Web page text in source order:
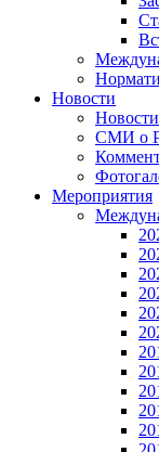
Новости
СМИ о
Мероприятия